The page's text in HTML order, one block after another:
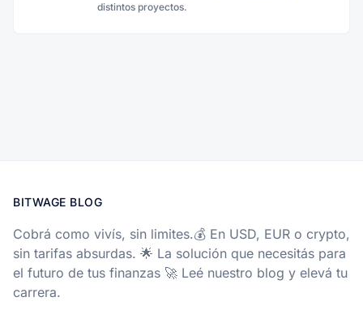
distintos proyectos.
BITWAGE BLOG
Cobrá como vivís, sin limites.💰 En USD, EUR o crypto,
sin tarifas absurdas. 🌟 La solución que necesitás para
el futuro de tus finanzas 🚀 Leé nuestro blog y elevá tu
carrera.